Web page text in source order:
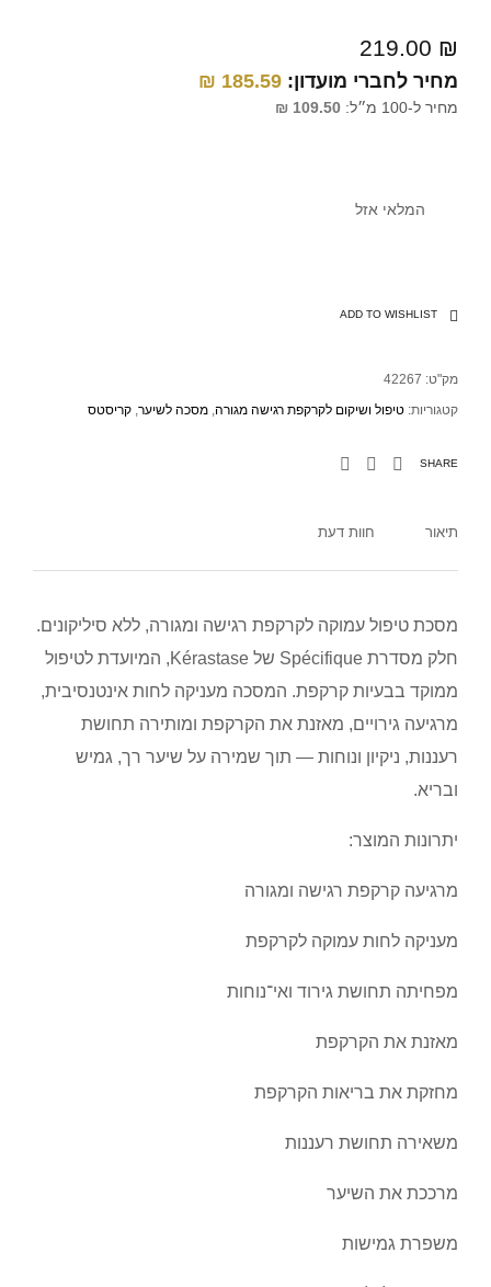
219.00 ₪
מחיר לחברי מועדון: 185.59
₪
מחיר ל-100 מ״ל: 109.50
₪
המלאי אזל
ADD TO WISHLIST
מק"ט: 42267
קטגוריות: טיפול ושיקום לקרקפת רגישה מגורה, מסכה לשיער, קריסטס
SHARE
תיאור חוות דעת
מסכת טיפול עמוקה לקרקפת רגישה ומגורה, ללא סיליקונים.
חלק מסדרת Spécifique של Kérastase, המיועדת לטיפול
ממוקד בבעיות קרקפת. המסכה מעניקה לחות אינטנסיבית,
מרגיעה גירויים, מאזנת את הקרקפת ומותירה תחושת
רעננות, ניקיון ונוחות — תוך שמירה על שיער רך, גמיש
ובריא.
יתרונות המוצר:
מרגיעה קרקפת רגישה ומגורה
מעניקה לחות עמוקה לקרקפת
מפחיתה תחושת גירוד ואי־נוחות
מאזנת את הקרקפת
מחזקת את בריאות הקרקפת
משאירה תחושת רעננות
מרככת את השיער
משפרת גמישות